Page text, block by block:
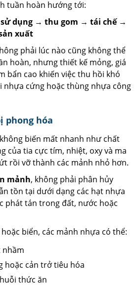
tuần hoàn hướng tới:
dụng → thu gom → tái chế →
xuất
phải lúc nào cũng không thể
hoàn, nhưng thiết kế mỏng, giá
bẩn cao khiến việc thu hồi khó
nhựa cứng hoặc thùng nhựa công
phong hóa
biến mất nhanh như chất
của tia cực tím, nhiệt, oxy và ma
rồi vỡ thành các mảnh nhỏ hơn.
mảnh, không phải phân hủy
tồn tại dưới dạng các hạt nhựa
phát tán trong đất, nước hoặc
biển, các mảnh nhựa có thể:
nhầm
hoặc cản trở tiêu hóa
thức ăn